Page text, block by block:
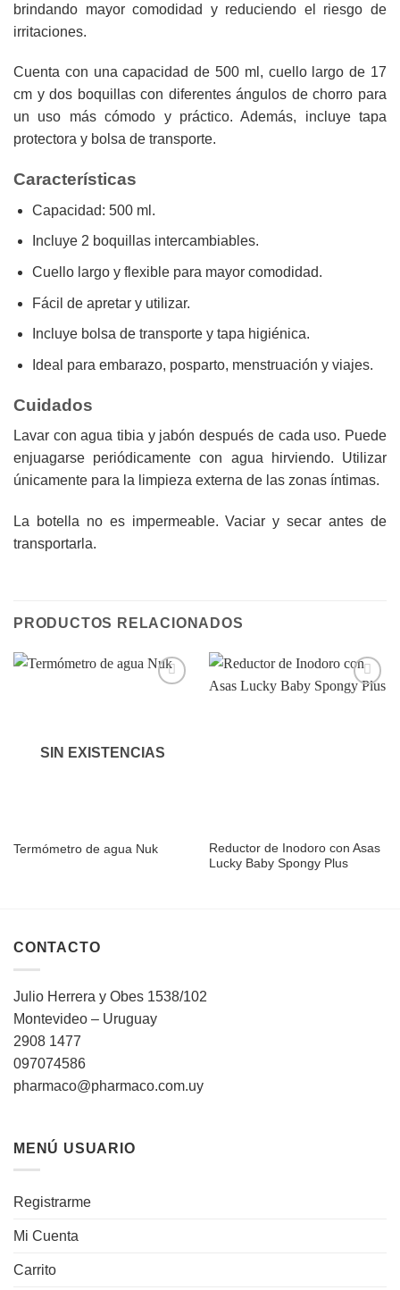
brindando mayor comodidad y reduciendo el riesgo de
irritaciones.
Cuenta con una capacidad de 500 ml, cuello largo de 17
cm y dos boquillas con diferentes ángulos de chorro para
un uso más cómodo y práctico. Además, incluye tapa
protectora y bolsa de transporte.
Características
Capacidad: 500 ml.
Incluye 2 boquillas intercambiables.
Cuello largo y flexible para mayor comodidad.
Fácil de apretar y utilizar.
Incluye bolsa de transporte y tapa higiénica.
Ideal para embarazo, posparto, menstruación y viajes.
Cuidados
Lavar con agua tibia y jabón después de cada uso. Puede
enjuagarse periódicamente con agua hirviendo. Utilizar
únicamente para la limpieza externa de las zonas íntimas.
La botella no es impermeable. Vaciar y secar antes de
transportarla.
PRODUCTOS RELACIONADOS
SIN EXISTENCIAS
Termómetro de agua Nuk
Reductor de Inodoro con Asas
Lucky Baby Spongy Plus
CONTACTO
Julio Herrera y Obes 1538/102
Montevideo – Uruguay
2908 1477
097074586
pharmaco@pharmaco.com.uy
MENÚ USUARIO
Registrarme
Mi Cuenta
Carrito